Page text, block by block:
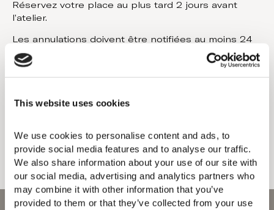
This website uses cookies
We use cookies to personalise content and ads, to
provide social media features and to analyse our traffic.
We also share information about your use of our site with
our social media, advertising and analytics partners who
may combine it with other information that you’ve
provided to them or that they’ve collected from your use
Réservez votre place au plus tard 2 jours avant
l’atelier.
Les annulations doivent être notifiées au moins 24
heures à l’avance. Modifications tardives (moins de
24 heures) : 50 % de frais.
vous sera facturée.